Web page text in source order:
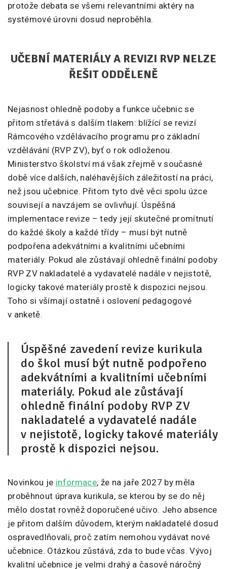
protože debata se všemi relevantními aktéry na
systémové úrovni dosud neproběhla.
UČEBNÍ MATERIÁLY A REVIZI RVP NELZE
ŘEŠIT ODDĚLENĚ
Nejasnost ohledně podoby a funkce učebnic se
přitom střetává s dalším tlakem: blížící se revizí
Rámcového vzdělávacího programu pro základní
vzdělávání (RVP ZV), byť o rok odloženou.
Ministerstvo školství má však zřejmě v současné
době více dalších, naléhavějších záležitostí na práci,
než jsou učebnice. Přitom tyto dvě věci spolu úzce
souvisejí a navzájem se ovlivňují. Úspěšná
implementace revize – tedy její skutečné promítnutí
do každé školy a každé třídy – musí být nutně
podpořena adekvátními a kvalitními učebními
materiály. Pokud ale zůstávají ohledně finální podoby
RVP ZV nakladatelé a vydavatelé nadále v nejistotě,
logicky takové materiály prostě k dispozici nejsou.
Toho si všímají ostatně i oslovení pedagogové
v anketě.
Úspěšné zavedení revize kurikula
do škol musí být nutně podpořeno
adekvátními a kvalitními učebními
materiály. Pokud ale zůstávají
ohledně finální podoby RVP ZV
nakladatelé a vydavatelé nadále
v nejistotě, logicky takové materiály
prostě k dispozici nejsou.
Novinkou je informace, že na jaře 2027 by měla
proběhnout úprava kurikula, se kterou by se do něj
mělo dostat rovněž doporučené učivo. Jeho absence
je přitom dalším důvodem, kterým nakladatelé dosud
ospravedlňovali, proč zatím nemohou vydávat nové
učebnice. Otázkou zůstává, zda to bude včas. Vývoj
kvalitní učebnice je velmi drahý a časově náročný